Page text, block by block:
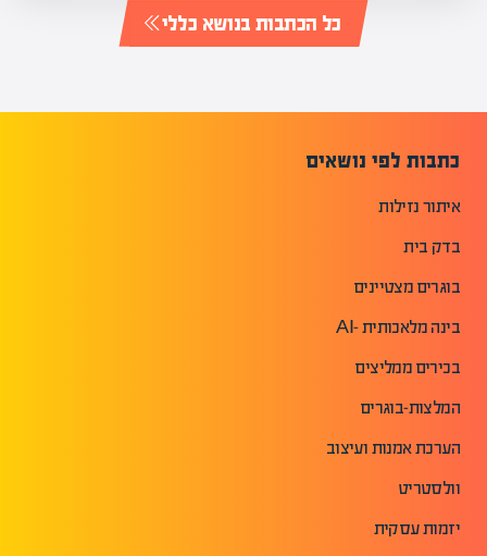
כל הכתבות בנושא כללי
כתבות לפי נושאים
איתור נזילות
בדק בית
בוגרים מצטיינים
בינה מלאכותית -AI
בכירים ממליצים
המלצות-בוגרים
הערכת אמנות ועיצוב
וולסטריט
יזמות עסקית